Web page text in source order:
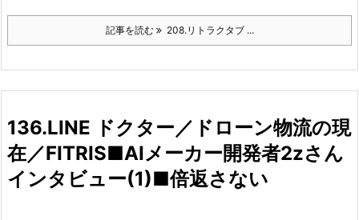
記事を読む 208.リトラクタブ ...
136.LINE ドクター／ドローン物流の現
在／FITRIS■AIメーカー開発者2zさん
インタビュー(1)■倍返さない